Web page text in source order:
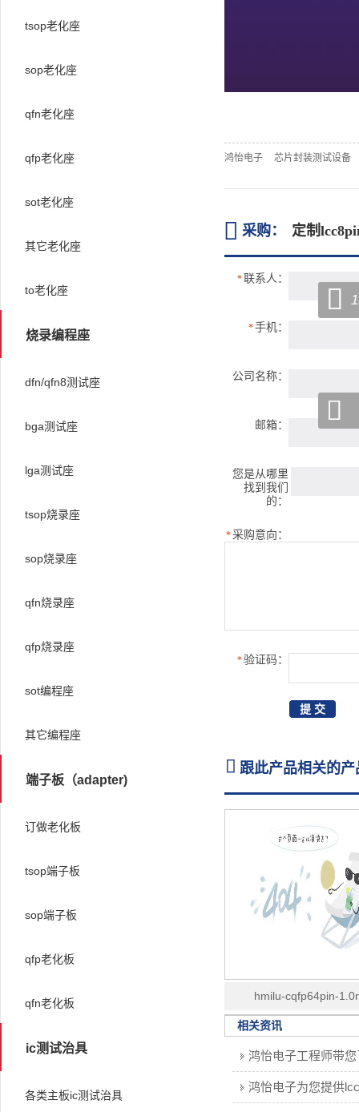
鸿怡电子 芯片封装测试设备
 采购： 定制
*联系人：
*手机：
公司名称：
邮箱：
您是从哪里
找到我们
的：
*采购意向：
*验证码：
 跟此产品相关的
hmilu-cqfp64pin-
18.4x18.4mm塑胶翻盖旋
老化座
相关资讯
tsop老化座
sop老化座
qfn老化座
qfp老化座
sot老化座
其它老化座
to老化座
烧录编程座
dfn/qfn8测试座
bga测试座
lga测试座
tsop烧录座
sop烧录座
qfn烧录座
qfp烧录座
sot编程座
其它编程座
端子板（adapter)
订做老化板
tsop端子板
sop端子板
qfp老化板
qfn老化板
ic测试治具
各类主板ic测试治具

